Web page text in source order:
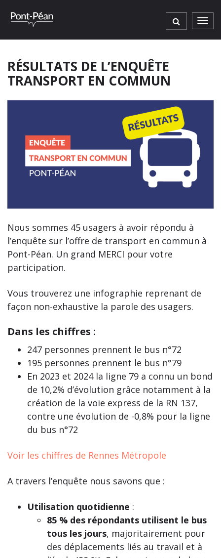
RÉSULTATS DE L’ENQUÊTE
TRANSPORT EN COMMUN
Nous sommes 45 usagers à avoir répondu à
l’enquête sur l’offre de transport en commun à
Pont-Péan. Un grand MERCI pour votre
participation.
Vous trouverez une infographie reprenant de
façon non-exhaustive la parole des usagers.
Dans les chiffres :
247 personnes prennent le bus n°72
195 personnes prennent le bus n°79
En 2023 et 2024 la ligne 79 a connu un bond
de 10,2% d’évolution grâce notamment à la
création de la voie express de la RN 137,
contre une évolution de -0,8% pour la ligne
du bus n°72
Voir les chiffres de Rennes Métropole
A travers l’enquête nous savons que :
Utilisation quotidienne :
85 % des répondants utilisent le bus
tous les jours, majoritairement pour
des déplacements liés au travail et à